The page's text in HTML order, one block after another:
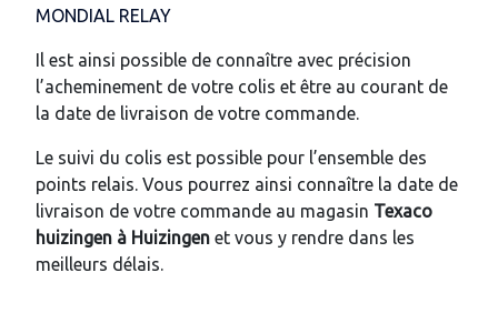
MONDIAL RELAY
Il est ainsi possible de connaître avec précision
l’acheminement de votre colis et être au courant de
la date de livraison de votre commande.
Le suivi du colis est possible pour l’ensemble des
points relais. Vous pourrez ainsi connaître la date de
livraison de votre commande au magasin Texaco
huizingen à Huizingen et vous y rendre dans les
meilleurs délais.